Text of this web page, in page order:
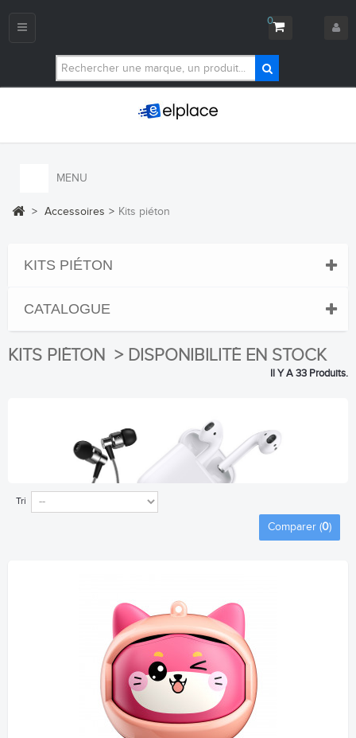
0
Navigation
MENU
> Accessoires > Kits piéton
KITS PIÉTON
CATALOGUE
KITS PIÉTON > DISPONIBILITÉ EN STOCK
Il Y A 33 Produits.
Tri
Comparer (0)